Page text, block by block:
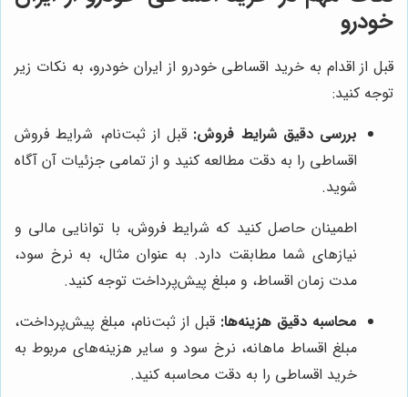
خودرو
قبل از اقدام به خرید اقساطی خودرو از ایران خودرو، به نکات زیر
توجه کنید:
بررسی دقیق شرایط فروش: قبل از ثبت‌نام، شرایط فروش
اقساطی را به دقت مطالعه کنید و از تمامی جزئیات آن آگاه
شوید.
اطمینان حاصل کنید که شرایط فروش، با توانایی مالی و
نیازهای شما مطابقت دارد. به عنوان مثال، به نرخ سود،
مدت زمان اقساط، و مبلغ پیش‌پرداخت توجه کنید.
محاسبه دقیق هزینه‌ها: قبل از ثبت‌نام، مبلغ پیش‌پرداخت،
مبلغ اقساط ماهانه، نرخ سود و سایر هزینه‌های مربوط به
خرید اقساطی را به دقت محاسبه کنید.